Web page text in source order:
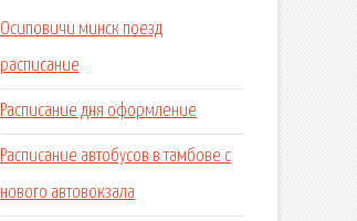
Осиповичи минск поезд
расписание
Расписание дня оформление
Расписание автобусов в тамбове с
нового автовокзала